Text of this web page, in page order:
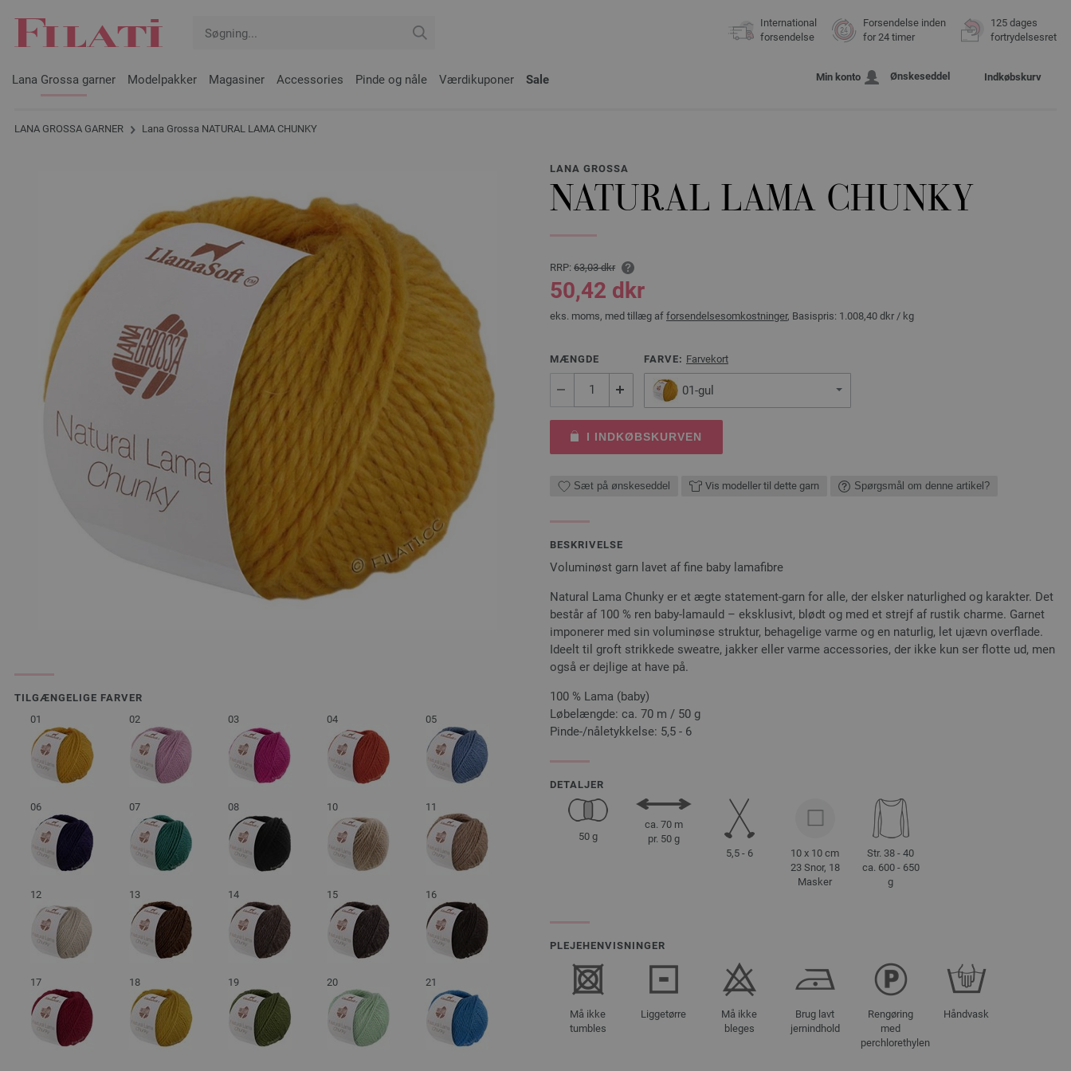
International
forsendelse
Forsendelse inden
for 24 timer
125 dages
fortrydelsesret
Lana Grossa garner Modelpakker Magasiner Accessories Pinde og nåle Værdikuponer Sale Min konto Ønskeseddel Indkøbskurv
LANA GROSSA GARNER Lana Grossa NATURAL LAMA CHUNKY
TILGÆNGELIGE FARVER
01
02 03 04 05
06 07 08 10 11
12 13 14 15 16
17 18 19 20 21
LANA GROSSA
NATURAL LAMA CHUNKY
RRP: 63,03 dkr
50,42 dkr
eks. moms, med tillæg af forsendelsesomkostninger, Basispris: 1.008,40 dkr / kg
MÆNGDE FARVE: Farvekort
01-gul
I INDKØBSKURVEN
Sæt på ønskeseddel Vis modeller til dette garn Spørgsmål om denne artikel?
BESKRIVELSE
Voluminøst garn lavet af fine baby lamafibre
Natural Lama Chunky er et ægte statement-garn for alle, der elsker naturlighed og karakter. Det
består af 100 % ren baby-lamauld – eksklusivt, blødt og med et strejf af rustik charme. Garnet
imponerer med sin voluminøse struktur, behagelige varme og en naturlig, let ujævn overflade.
Ideelt til groft strikkede sweatre, jakker eller varme accessories, der ikke kun ser flotte ud, men
også er dejlige at have på.
100 % Lama (baby)
Løbelængde: ca. 70 m / 50 g
Pinde-/nåletykkelse: 5,5 - 6
DETALJER
50 g
ca. 70 m
pr. 50 g
5,5 - 6
10 x 10 cm
23 Snor, 18
Masker
Str. 38 - 40
ca. 600 - 650
g
PLEJEHENVISNINGER
Må ikke
tumbles
Liggetørre
Må ikke
bleges
Brug lavt
jernindhold
Rengøring
med
perchlorethylen
Håndvask